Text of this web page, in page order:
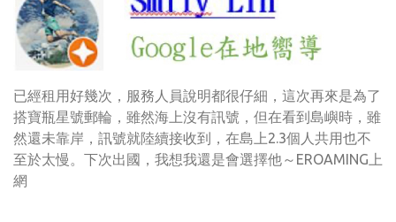
已經租用好幾次，服務人員說明都很仔細，這次再來是為了
搭寶瓶星號郵輪，雖然海上沒有訊號，但在看到島嶼時，雖
然還未靠岸，訊號就陸續接收到，在島上2.3個人共用也不
至於太慢。下次出國，我想我還是會選擇他～EROAMING上
網